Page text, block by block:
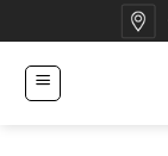
qua
dung